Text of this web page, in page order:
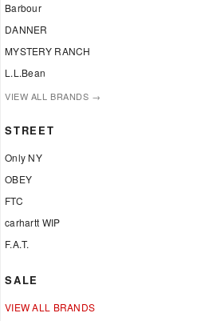
Barbour
DANNER
MYSTERY RANCH
L.L.Bean
VIEW ALL BRANDS →
STREET
Only NY
OBEY
FTC
carhartt WIP
F.A.T.
SALE
VIEW ALL BRANDS